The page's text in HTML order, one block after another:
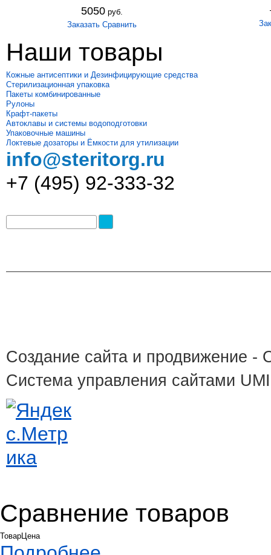
5050 руб.
ЗаказатьСравнить
Наши товары
Кожные антисептики и Дезинфицирующие средства
Стерилизационная упаковка
Пакеты комбинированные
Рулоны
Крафт-пакеты
Автоклавы и системы водоподготовки
Упаковочные машины
Локтевые дозаторы и Ёмкости для утилизации
info@steritorg.ru
+7 (495) 92-333-32
Создание сайта и продвижение -
Система управления сайтами
Сравнение товаров
ТоварЦена